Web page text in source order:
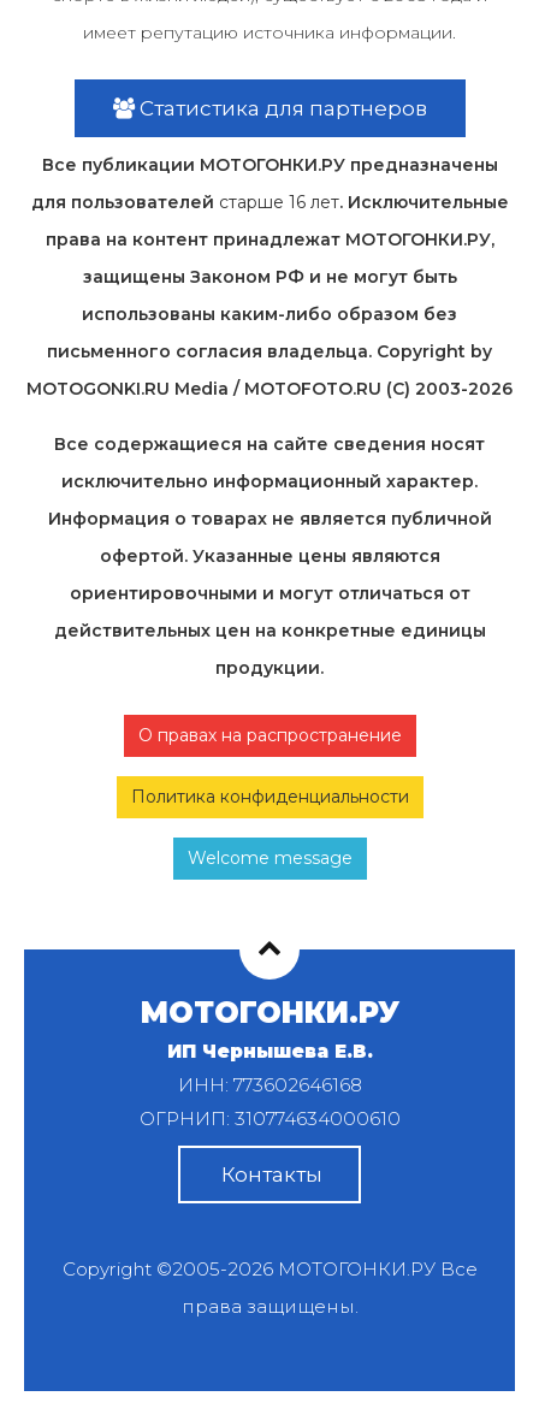
имеет репутацию источника информации.
Статистика для партнеров
Все публикации МОТОГОНКИ.РУ предназначены
для пользователей старше 16 лет. Исключительные
права на контент принадлежат МОТОГОНКИ.РУ,
защищены Законом РФ и не могут быть
использованы каким-либо образом без
письменного согласия владельца. Copyright by
MOTOGONKI.RU Media / MOTOFOTO.RU (C) 2003-2026
Все содержащиеся на cайте сведения носят
исключительно информационный характер.
Информация о товарах не является публичной
офертой. Указанные цены являются
ориентировочными и могут отличаться от
действительных цен на конкретные единицы
продукции.
О правах на распространение
Политика конфиденциальности
Welcome message
МОТОГОНКИ.РУ
ИП Чернышева Е.В.
ИНН: 773602646168
ОГРНИП: 310774634000610
Контакты
Copyright ©2005-2026 МОТОГОНКИ.РУВсе
права защищены.